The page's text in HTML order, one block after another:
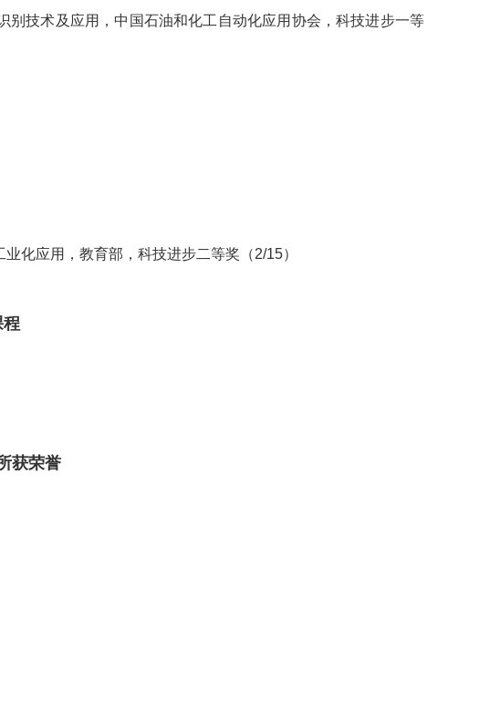
技术及应用，中国石油和化工自动化应用协会，科技进步一等
化应用， 教育部，科技进步二等奖（2/15）
程
获荣誉